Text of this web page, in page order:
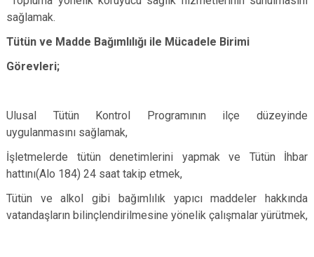
sağlamak.
Tütün ve Madde Bağımlılığı ile Mücadele Birimi
Görevleri;
Ulusal Tütün Kontrol Programının ilçe düzeyinde
uygulanmasını sağlamak,
İşletmelerde tütün denetimlerini yapmak ve Tütün İhbar
hattını(Alo 184) 24 saat takip etmek,
Tütün ve alkol gibi bağımlılık yapıcı maddeler hakkında
vatandaşların bilinçlendirilmesine yönelik çalışmalar yürütmek,